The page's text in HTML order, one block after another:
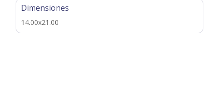
Dimensiones
14.00x21.00